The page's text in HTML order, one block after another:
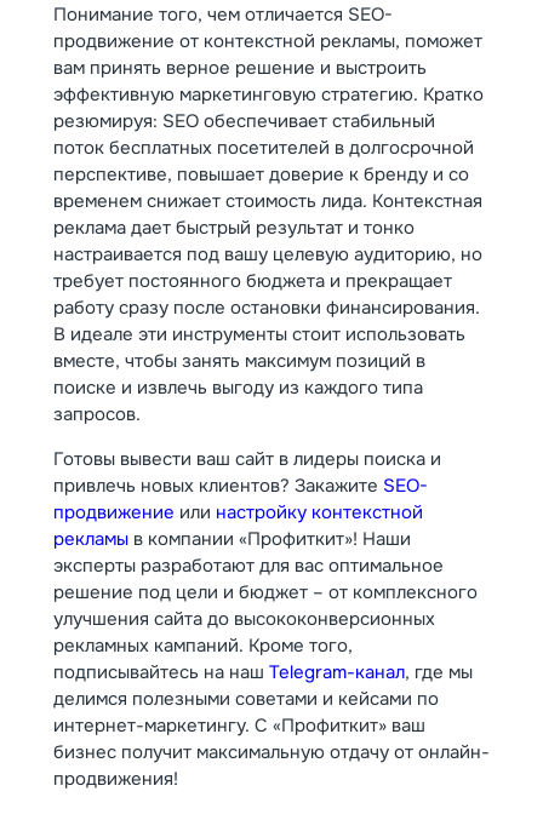
Понимание того, чем отличается SEO-
продвижение от контекстной рекламы, поможет
вам принять верное решение и выстроить
эффективную маркетинговую стратегию. Кратко
резюмируя: SEO обеспечивает стабильный
поток бесплатных посетителей в долгосрочной
перспективе, повышает доверие к бренду и со
временем снижает стоимость лида. Контекстная
реклама дает быстрый результат и тонко
настраивается под вашу целевую аудиторию, но
требует постоянного бюджета и прекращает
работу сразу после остановки финансирования.
В идеале эти инструменты стоит использовать
вместе, чтобы занять максимум позиций в
поиске и извлечь выгоду из каждого типа
запросов.
Готовы вывести ваш сайт в лидеры поиска и
привлечь новых клиентов? Закажите SEO-
продвижение или настройку контекстной
рекламы в компании «Профиткит»! Наши
эксперты разработают для вас оптимальное
решение под цели и бюджет – от комплексного
улучшения сайта до высококонверсионных
рекламных кампаний. Кроме того,
подписывайтесь на наш Telegram-канал, где мы
делимся полезными советами и кейсами по
интернет-маркетингу. С «Профиткит» ваш
бизнес получит максимальную отдачу от онлайн-
продвижения!